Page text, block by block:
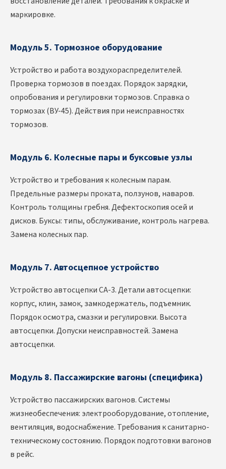
маркировке.
Модуль 5. Тормозное оборудование
Устройство и работа воздухораспределителей.
Проверка тормозов в поездах. Порядок зарядки,
опробования и регулировки тормозов. Справка о
тормозах (ВУ-45). Действия при неисправностях
тормозов.
Модуль 6. Колесные пары и буксовые узлы
Устройство и требования к колесным парам.
Предельные размеры проката, ползунов, наваров.
Контроль толщины гребня. Дефектоскопия осей и
дисков. Буксы: типы, обслуживание, контроль нагрева.
Замена колесных пар.
Модуль 7. Автосцепное устройство
Устройство автосцепки СА-3. Детали автосцепки:
корпус, клин, замок, замкодержатель, подъемник.
Порядок осмотра, смазки и регулировки. Высота
автосцепки. Допуски неисправностей. Замена
автосцепки.
Модуль 8. Пассажирские вагоны (специфика)
Устройство пассажирских вагонов. Системы
жизнеобеспечения: электрооборудование, отопление,
вентиляция, водоснабжение. Требования к санитарно-
техническому состоянию. Порядок подготовки вагонов
в рейс.